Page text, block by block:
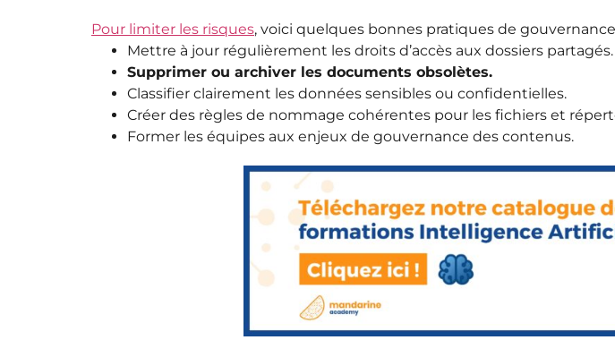
Pour limiter les risques, voici quelques bonnes pratiques de
Mettre à jour régulièrement les droits d’accès aux dossiers partagés.
Supprimer ou archiver les documents obsolètes.
Classifier clairement les données sensibles ou confidentielles.
Créer des règles de nommage cohérentes pour les fichiers et
Former les équipes aux enjeux de gouvernance des contenus.